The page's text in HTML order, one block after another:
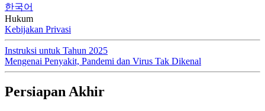
한국어
Hukum
Kebijakan Privasi
Instruksi untuk Tahun 2025
Mengenai Penyakit, Pandemi dan Virus Tak Dikenal
Persiapan Akhir